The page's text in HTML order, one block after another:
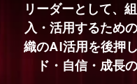
リーダーとして、
入・活用するため
織のAI活用を後押
ド・自信・成長